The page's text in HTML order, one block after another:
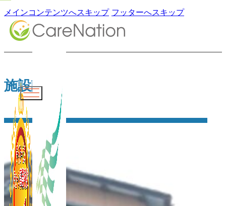
メインコンテンツへスキップ フッターへスキップ
施設詳細